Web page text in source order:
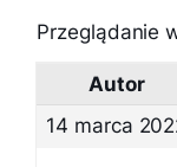
Przeglądanie
Autor
14 marca